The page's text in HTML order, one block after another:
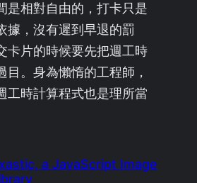
是相對自由的，打卡只是
據，沒有遲到早退的罰
卡片的時候要先把週工時
目。身為懶惰的工程師，
工時計算程式也是理所當
a JavaScript Image